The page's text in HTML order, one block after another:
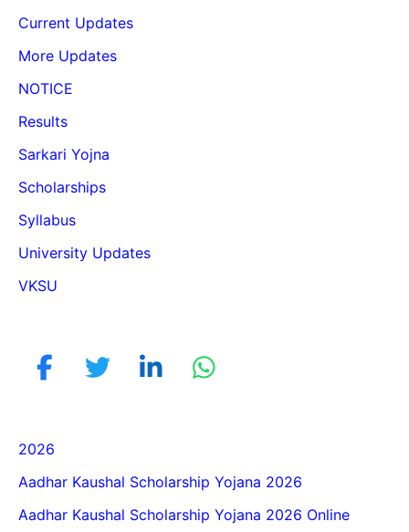
Current Updates
More Updates
NOTICE
Results
Sarkari Yojna
Scholarships
Syllabus
University Updates
VKSU
2026
Aadhar Kaushal Scholarship Yojana 2026
Aadhar Kaushal Scholarship Yojana 2026 Online